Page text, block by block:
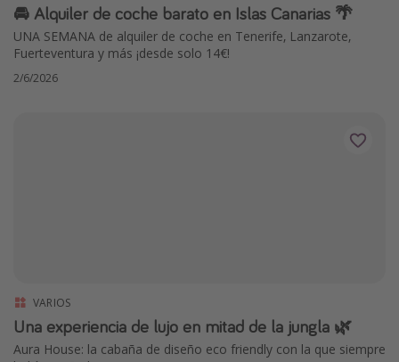
🚘 Alquiler de coche barato en Islas Canarias 🌴
UNA SEMANA de alquiler de coche en Tenerife, Lanzarote,
Fuerteventura y más ¡desde solo 14€!
2/6/2026
VARIOS
Una experiencia de lujo en mitad de la jungla 🌿
Aura House: la cabaña de diseño eco friendly con la que siempre